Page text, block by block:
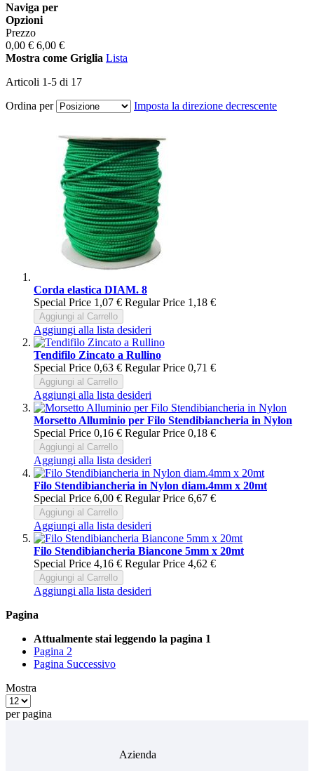
Naviga per
Opzioni
Prezzo
0,00 € 6,00 €
Mostra come Griglia Lista
Articoli 1-5 di 17
Ordina per
Imposta la direzione decrescente
Corda elastica DIAM. 8
Special Price 1,07 € Regular Price 1,18 €
Aggiungi al Carrello
Aggiungi alla lista desideri
Tendifilo Zincato a Rullino
Special Price 0,63 € Regular Price 0,71 €
Aggiungi al Carrello
Aggiungi alla lista desideri
Morsetto Alluminio per Filo Stendibiancheria in Nylon
Special Price 0,16 € Regular Price 0,18 €
Aggiungi al Carrello
Aggiungi alla lista desideri
Filo Stendibiancheria in Nylon diam.4mm x 20mt
Special Price 6,00 € Regular Price 6,67 €
Aggiungi al Carrello
Aggiungi alla lista desideri
Filo Stendibiancheria Biancone 5mm x 20mt
Special Price 4,16 € Regular Price 4,62 €
Aggiungi al Carrello
Aggiungi alla lista desideri
Pagina
Attualmente stai leggendo la pagina 1
Pagina 2
Pagina Successivo
Mostra
per pagina
Azienda